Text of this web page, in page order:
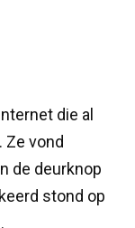
die al
vond
de deurknop
stond op